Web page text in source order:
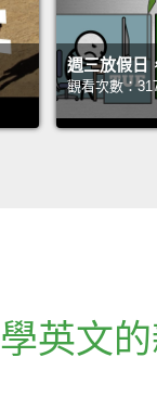
週三放假日
觀看次數：
學英文